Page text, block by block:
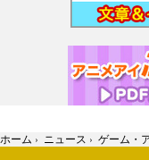
ホーム › ニュース › ゲーム・